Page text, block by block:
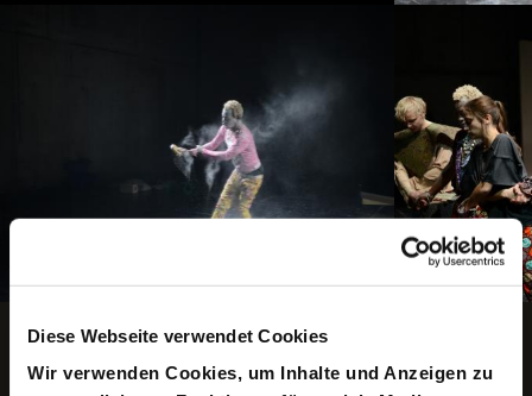
Diese Webseite verwendet Cookies
Wir verwenden Cookies, um Inhalte und Anzeigen zu